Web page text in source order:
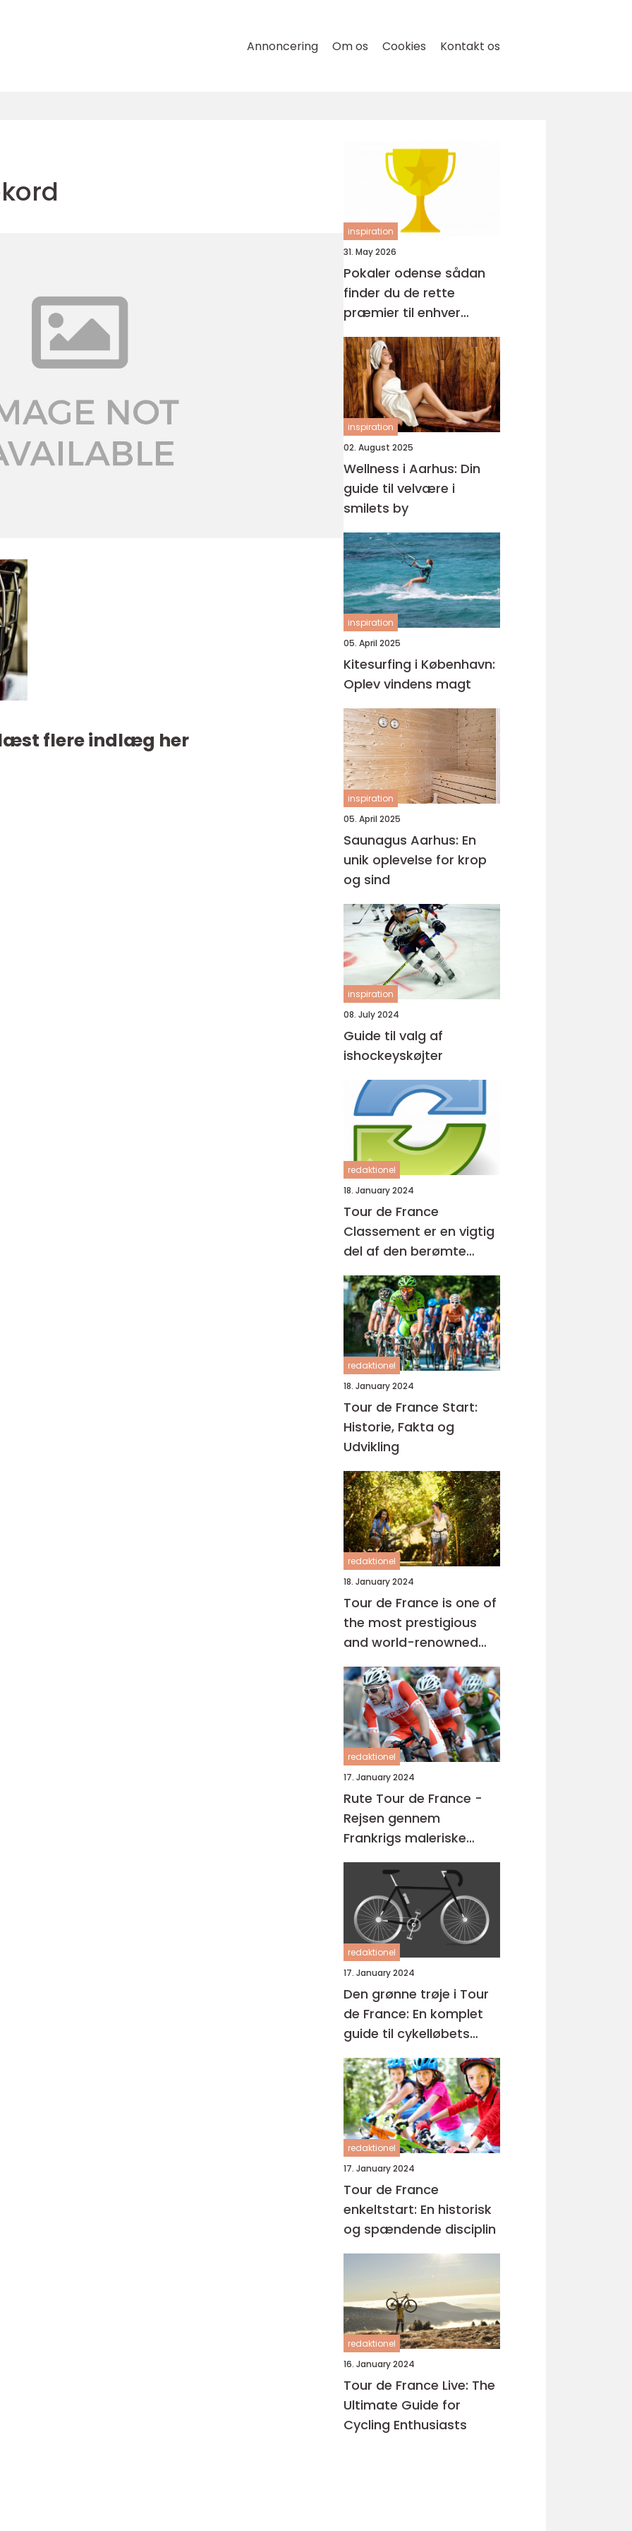
Annoncering Om os Cookies Kontakt os
flere indlæg her
inspiration
31. May 2026
Pokaler odense sådan
finder du de rette
præmier til enhver
begivenhed
inspiration
02. August 2025
Wellness i Aarhus: Din
guide til velvære i
smilets by
inspiration
05. April 2025
Kitesurfing i København:
Oplev vindens magt
inspiration
05. April 2025
Saunagus Aarhus: En
unik oplevelse for krop
og sind
inspiration
08. July 2024
Guide til valg af
ishockeyskøjter
redaktionel
18. January 2024
Tour de France
Classement er en vigtig
del af den berømte
cykelløbsbegivenhed,
Tour de France
redaktionel
18. January 2024
Tour de France Start:
Historie, Fakta og
Udvikling
redaktionel
18. January 2024
Tour de France is one of
the most prestigious
and world-renowned
cycling races that takes
place every year in July
redaktionel
17. January 2024
Rute Tour de France -
Rejsen gennem
Frankrigs maleriske
landskaber
redaktionel
17. January 2024
Den grønne trøje i Tour
de France: En komplet
guide til cykelløbets
mest eftertragtede pris
redaktionel
17. January 2024
Tour de France
enkeltstart: En historisk
og spændende disciplin
redaktionel
16. January 2024
Tour de France Live: The
Ultimate Guide for
Cycling Enthusiasts